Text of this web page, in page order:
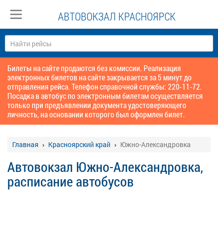
АВТОВОКЗАЛ КРАСНОЯРСК
Билеты на сайте продаются без комиссии. Реализация
электронных билетов на сайте закрывается за 5 минут до
отправления рейса. Телефон справочной службы: 220-11-72.
Посадка в автобус по электронным билетам осуществляется
только при предъявлении документа удостоверяющего
личность, на основании которого был оформлен билет.
Главная Красноярский край Южно-Александровка
Автовокзал Южно-Александровка,
расписание автобусов